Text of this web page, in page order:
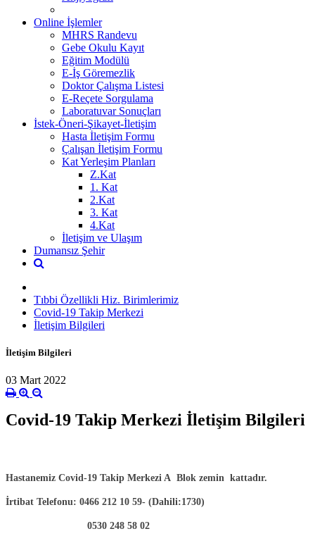
Online İşlemler
MHRS Randevu
Gebe Okulu Kayıt
Eğitim Modülü
E-İş Göremezlik
Doktor Çalışma Listesi
E-Reçete Sorgulama
Laboratuvar Sonuçları
İstek-Öneri-Şikayet-İletişim
Hasta İletişim Formu
Çalışan İletişim Formu
Kat Yerleşim Planları
Z.Kat
1. Kat
2.Kat
3. Kat
4.Kat
İletişim ve Ulaşım
Dumansız Şehir
Tıbbi Özellikli Hiz. Birimlerimiz
Covid-19 Takip Merkezi
İletişim Bilgileri
İletişim Bilgileri
03 Mart 2022
Covid-19 Takip Merkezi İletişim Bilgileri
Hastanemiz Covid-19 Takip Merkezi A Blok zemin kattadır.
İrtibat Telefonu: 0466 212 10 59- (Dahili:1730)
0530 248 58 02